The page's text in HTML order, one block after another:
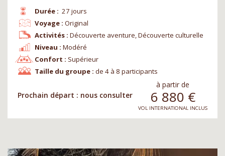
Durée : 27 jours
Niveau : Modéré
Voyage : Original
Confort : Supérieur
Activités : Découverte aventure, Découverte culturelle
Taille du groupe : de 4 à 8 participants
Prochain départ : nous consulter
à partir de
6 880 €
VOL INTERNATIONAL INCLUS